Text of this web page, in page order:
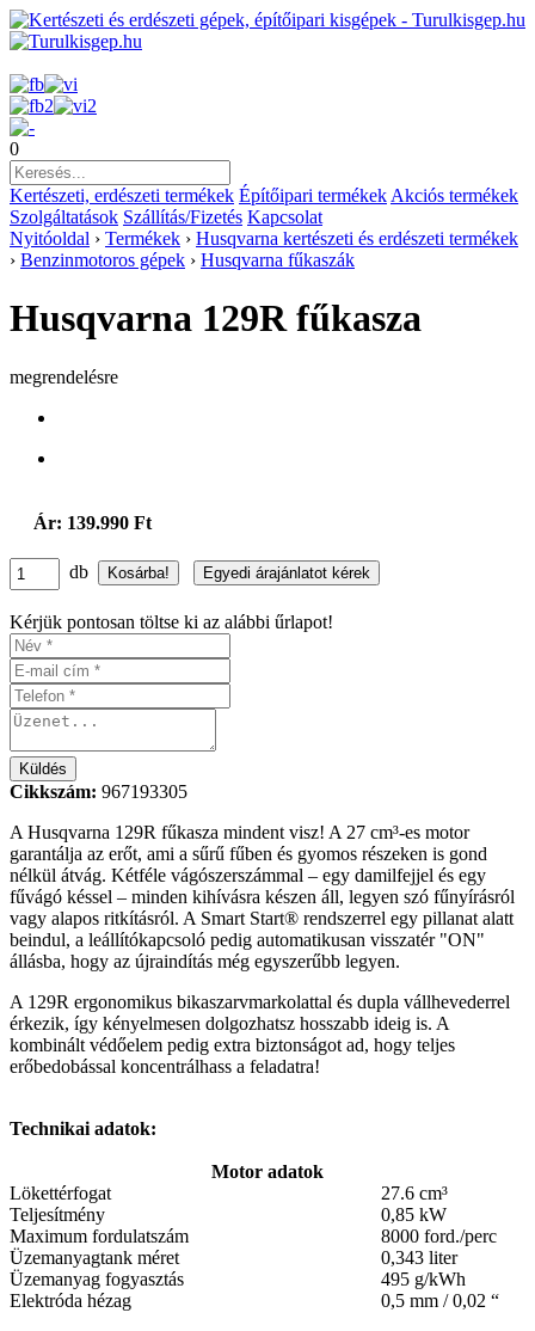
0
Kertészeti, erdészeti termékek Építőipari termékek Akciós termékek
Szolgáltatások Szállítás/Fizetés Kapcsolat
Nyitóoldal › Termékek › Husqvarna kertészeti és erdészeti termékek
› Benzinmotoros gépek › Husqvarna fűkaszák
Husqvarna 129R fűkasza
megrendelésre
Ár: 139.990 Ft
db
Kérjük pontosan töltse ki az alábbi űrlapot!
Cikkszám: 967193305
A Husqvarna 129R fűkasza mindent visz! A 27 cm³-es motor
garantálja az erőt, ami a sűrű fűben és gyomos részeken is gond
nélkül átvág. Kétféle vágószerszámmal – egy damilfejjel és egy
fűvágó késsel – minden kihívásra készen áll, legyen szó fűnyírásról
vagy alapos ritkításról. A Smart Start® rendszerrel egy pillanat alatt
beindul, a leállítókapcsoló pedig automatikusan visszatér "ON"
állásba, hogy az újraindítás még egyszerűbb legyen.
A 129R ergonomikus bikaszarvmarkolattal és dupla vállhevederrel
érkezik, így kényelmesen dolgozhatsz hosszabb ideig is. A
kombinált védőelem pedig extra biztonságot ad, hogy teljes
erőbedobással koncentrálhass a feladatra!
Technikai adatok:
Motor adatok
Lökettérfogat
27.6 cm³
Teljesítmény
0,85 kW
Maximum fordulatszám
8000 ford./perc
Üzemanyagtank méret
0,343 liter
Üzemanyag fogyasztás
495 g/kWh
Elektróda hézag
0,5 mm / 0,02 “